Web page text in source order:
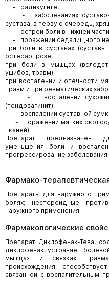
- радикулите,
- заболеваниях суставов
сустава, в первую очередь,
- острой боли в нижней
- поражении седалищного
при боли в суставах
остеоартрозе;
при боли в мышцах
ушибов, травм);
при воспалении и отечности
травм и при ревматических
- воспалении
(тендовагинит),
- воспалении суставной
- поражении мягких
тканей).
Препарат предназначен
уменьшения боли и
прогрессирование заболевания
Фармако-
Препараты для наружного
болях; нестероидные
наружного применения
Фармакологические
Препарат Диклофенак-Тева,
диклофенак, устраняет
мышцах и связках
происхождения,
связанной с воспалительным